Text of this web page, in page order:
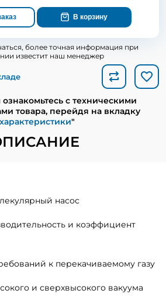
В корзину
более точная информация при
известит наш менеджер
с техническими
товара, перейдя на вкладку
характеристики"
насос
и коэффициент
к перекачиваемому газу
и сверхвысокого вакуума